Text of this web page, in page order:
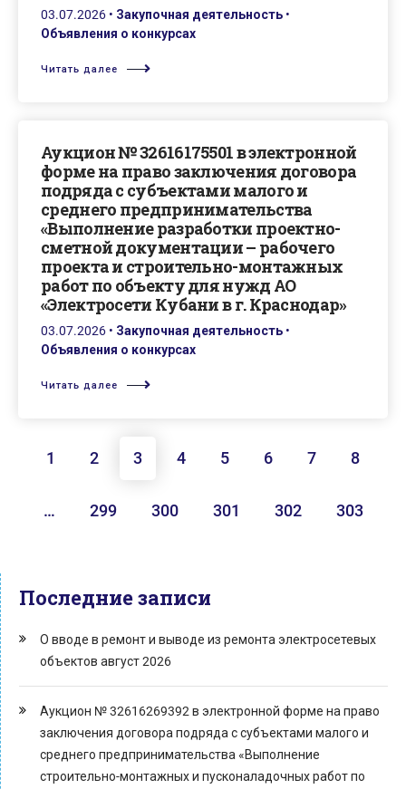
03.07.2026 • Закупочная деятельность •
Объявления о конкурсах
Читать далее
Аукцион № 32616175501 в электронной
форме на право заключения договора
подряда с субъектами малого и
среднего предпринимательства
«Выполнение разработки проектно-
сметной документации – рабочего
проекта и строительно-монтажных
работ по объекту для нужд АО
«Электросети Кубани в г. Краснодар»
03.07.2026 • Закупочная деятельность •
Объявления о конкурсах
Читать далее
1 2 3 4 5 6 7 8
… 299 300 301 302 303
Последние записи
О вводе в ремонт и выводе из ремонта электросетевых
объектов август 2026
Аукцион № 32616269392 в электронной форме на право
заключения договора подряда с субъектами малого и
среднего предпринимательства «Выполнение
строительно-монтажных и пусконаладочных работ по